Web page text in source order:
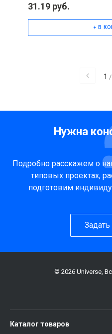
31.19 руб.
+ В
1 /
Нужна
Подробно расскажем о
типовых проектах,
подготовим
© 2026 Universe,
Каталог товаров